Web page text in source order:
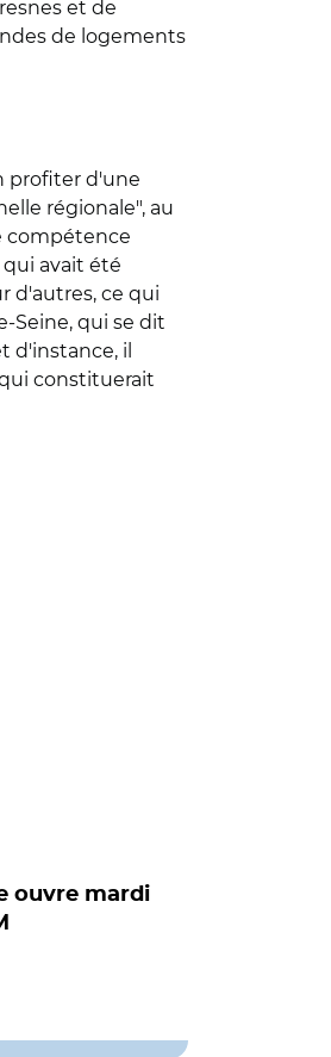
et de
de logements
profiter d'une
régionale", au
compétence
avait été
d'autres, ce qui
Seine, qui se dit
d'instance, il
constituerait
ouvre mardi